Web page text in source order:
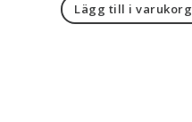
Lägg till i varukorg